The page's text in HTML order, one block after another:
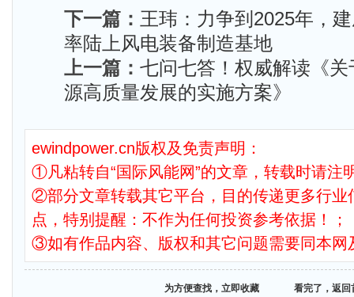
下一篇： 王玮：力争到2025年，
率陆上风电装备制造基地
上一篇： 七问七答！权威解读《
源高质量发展的实施方案》
ewindpower.cn版权及免责声明：
①凡粘转自“国际风能网”的文章，转载时请注
②部分文章转载其它平台，目的传递更多行业
点，特别提醒：不作为任何投资参考依据！；
③如有作品内容、版权和其它问题需要同本网
为方便查找，立即收藏 看完了，返回